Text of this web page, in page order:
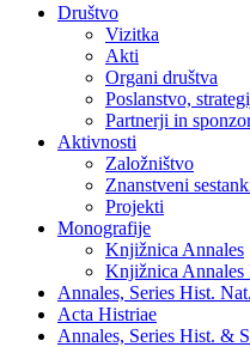
Društvo
Vizitka
Akti
Organi društva
Poslanstvo,
Partnerji in
Aktivnosti
Založništvo
Znanstveni
Projekti
Monografije
Knjižnica Annales
Knjižnica Annales
Annales, Series Hist. Nat.
Acta Histriae
Annales, Series Hist. &